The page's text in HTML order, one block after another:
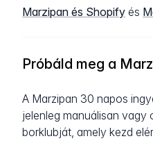
Marzipan és Shopify és
Próbáld meg a
A Marzipan 30 napos
jelenleg manuálisan vagy
borklubját, amely kezd